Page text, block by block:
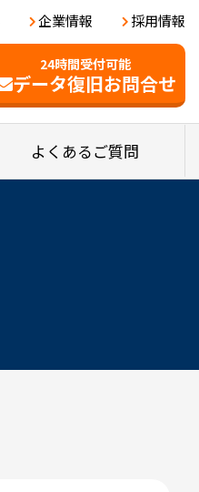
企業情報 採用情報
24時間受付可能
データ復旧お問合せ
よくあるご質問